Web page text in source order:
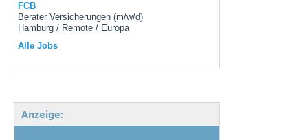
FCB
Berater Versicherungen (m/w/d)
Hamburg / Remote / Europa
Alle Jobs
Anzeige: